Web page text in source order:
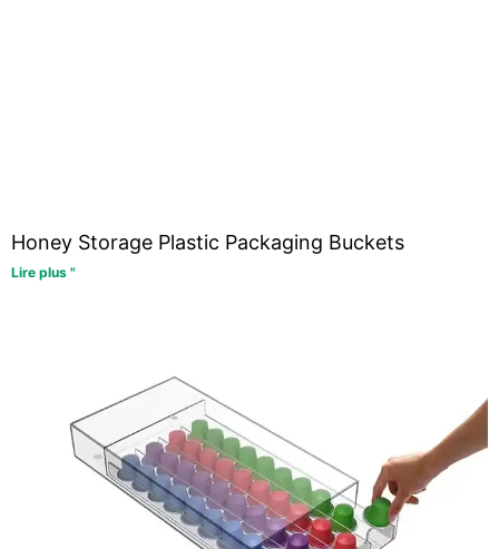
Honey Storage Plastic Packaging Buckets
Lire plus "